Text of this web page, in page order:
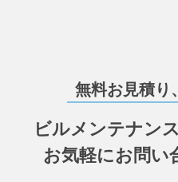
無料お見積り
ビルメンテナン
お気軽にお問い